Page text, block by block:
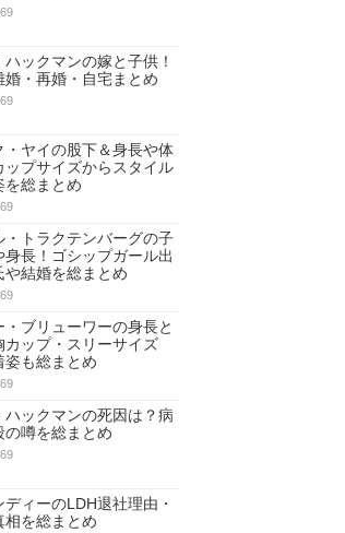
ハックマンの嫁と子供！
婚・再婚・自宅まとめ
・ヤイの股下＆身長や体
ップサイズからスタイル
を総まとめ
・トラクテンバーグの子
身長！ゴシップガール出
や結婚を総まとめ
・ブリューワーの身長と
カップ・スリーサイズ
姿も総まとめ
ハックマンの死因は？病
の噂を総まとめ
ディーのLDH退社理由・
相を総まとめ